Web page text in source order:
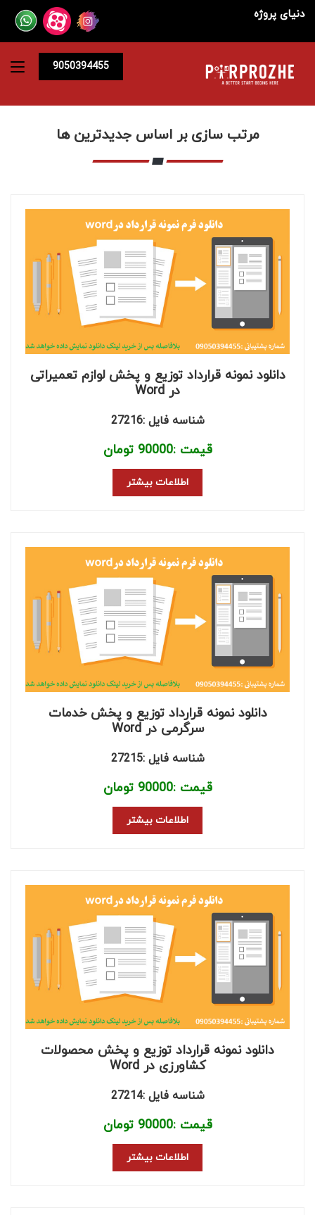
دنیای پروژه
9050394455
مرتب سازی بر اساس جدیدترین ها
دانلود نمونه قرارداد توزیع و پخش لوازم تعمیراتی
در Word
شناسه فایل :27216
قیمت :90000 تومان
اطلاعات بیشتر
دانلود نمونه قرارداد توزیع و پخش خدمات
سرگرمی در Word
شناسه فایل :27215
قیمت :90000 تومان
اطلاعات بیشتر
دانلود نمونه قرارداد توزیع و پخش محصولات
کشاورزی در Word
شناسه فایل :27214
قیمت :90000 تومان
اطلاعات بیشتر